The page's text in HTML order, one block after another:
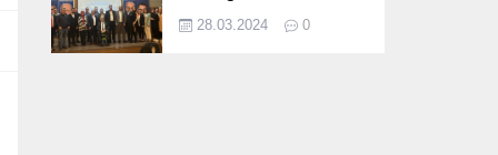
Programı
28.03.2024 0